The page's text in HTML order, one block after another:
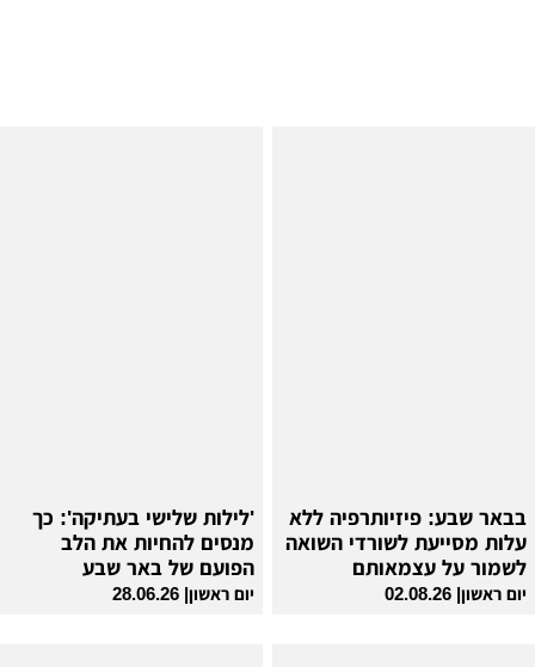
בבאר שבע: פיזיותרפיה ללא
עלות מסייעת לשורדי השואה
לשמור על עצמאותם
יום ראשון| 02.08.26
'לילות שלישי בעתיקה': כך
מנסים להחיות את הלב
הפועם של באר שבע
יום ראשון| 28.06.26